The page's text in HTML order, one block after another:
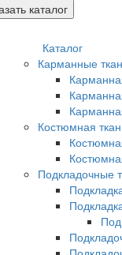
каталог
Каталог
Карманные
Костюмная
Подкладочные